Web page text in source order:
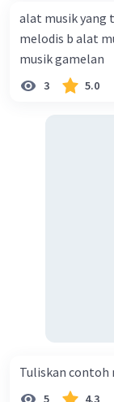
alat musik yang
melodis b alat
musik gamelan
3 5.0
Tuliskan contoh
5 4.3